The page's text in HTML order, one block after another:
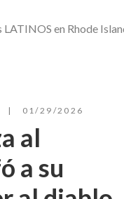
01/29/2026
al
a su